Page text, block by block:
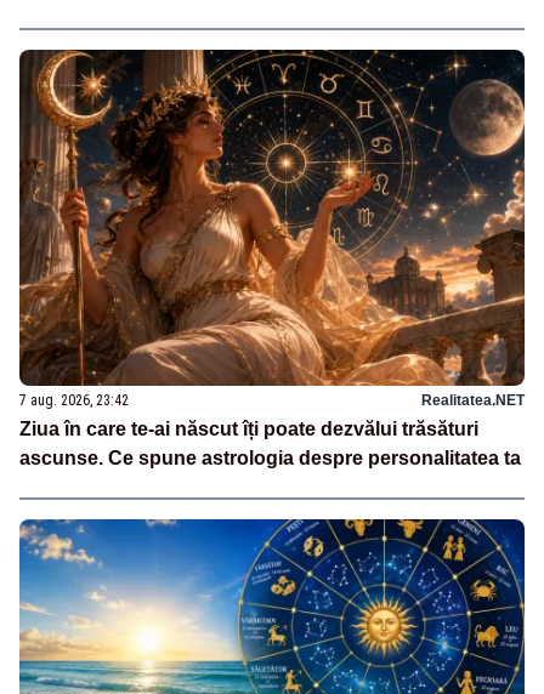
7 aug. 2026, 23:42 Realitatea.NET
Ziua în care te-ai născut îți poate dezvălui trăsături
ascunse. Ce spune astrologia despre personalitatea ta